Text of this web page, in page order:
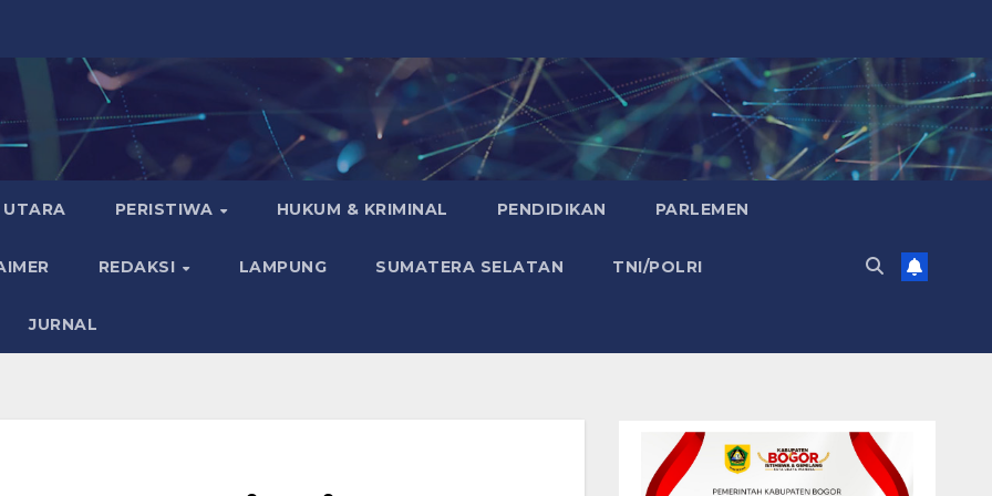
PERISTIWA HUKUM & KRIMINAL PENDIDIKAN PARLEMEN
REDAKSI LAMPUNG SUMATERA SELATAN TNI/POLRI
JURNAL